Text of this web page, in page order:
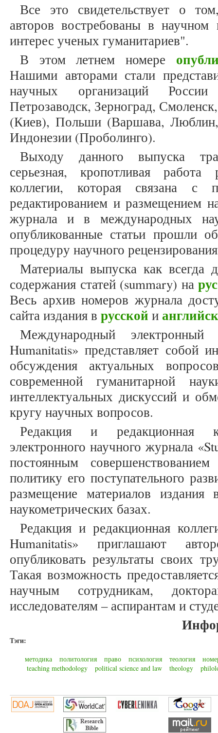
Все это свидетельствует о
авторов востребованы в
интерес ученых гуманитариев".
В этом летнем номере
Нашими авторами стали
научных организаций
Петрозаводск, Зерноград,
(Киев), Польши (Варшава,
Индонезии (Проболинго).
Выходу данного выпуска
серьезная, кропотливая
коллегии, которая связана с
редактированием и размещением
журнала и в международных
опубликованные статьи прошли
процедуру научного
Материалы выпуска как всегда
содержания статей (summary) на
Весь архив номеров журнала
сайта издания в русской и
Международный
Humanitatis» представляет собой
обсуждения актуальных
современной гуманитарной
интеллектуальных дискуссий и
кругу научных вопросов.
Редакция и редакционная
электронного научного журнала
постоянным
политику его поступательного
размещение материалов
наукометрических базах.
Редакция и редакционная
Humanitatis» приглашают
опубликовать результаты своих
Такая возможность
научным сотрудникам,
исследователям – аспирантам и
Тэги:
методика политология право психология теология
teaching methodology
political science and law theology